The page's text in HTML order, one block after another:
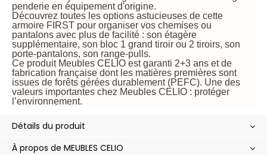
penderie en équipement d'origine.
Découvrez toutes les options astucieuses de cette
armoire FIRST pour organiser vos chemises ou
pantalons avec plus de facilité : son étagère
supplémentaire, son bloc 1 grand tiroir ou 2 tiroirs, son
porte-pantalons, son range-pulls.
Ce produit Meubles CELIO est garanti 2+3 ans et de
fabrication française dont les matières premières sont
issues de forêts gérées durablement (PEFC). Une des
valeurs importantes chez Meubles CELIO : protéger
l’environnement.
Détails du produit
À propos de MEUBLES CELIO